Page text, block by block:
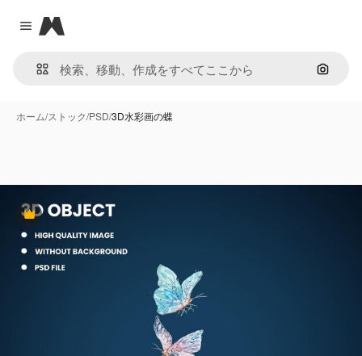
Close menu
Magnific
画像で
ホーム/ストック/PSD/3D水彩画の蝶
Premium